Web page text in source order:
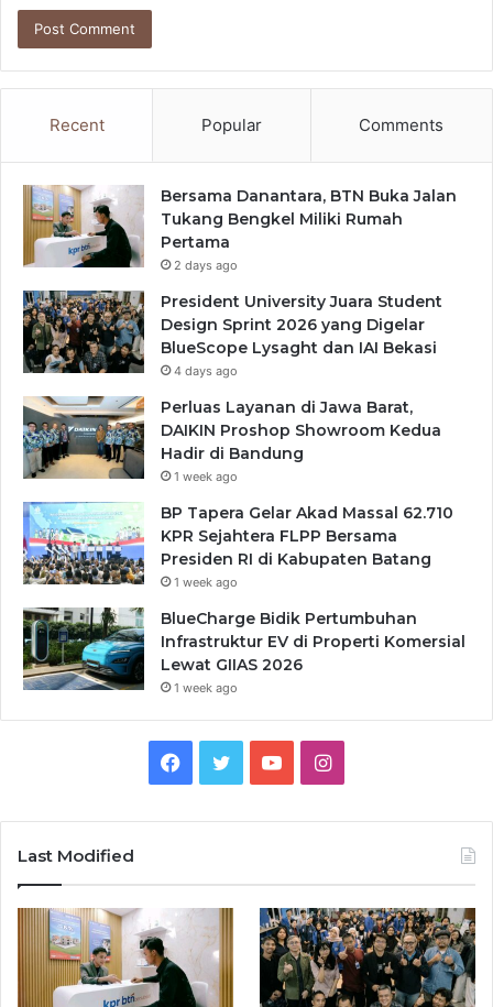
Recent Popular Comments
Bersama Danantara, BTN Buka Jalan
Tukang Bengkel Miliki Rumah
Pertama
2 days ago
President University Juara Student
Design Sprint 2026 yang Digelar
BlueScope Lysaght dan IAI Bekasi
4 days ago
Perluas Layanan di Jawa Barat,
DAIKIN Proshop Showroom Kedua
Hadir di Bandung
1 week ago
BP Tapera Gelar Akad Massal 62.710
KPR Sejahtera FLPP Bersama
Presiden RI di Kabupaten Batang
1 week ago
BlueCharge Bidik Pertumbuhan
Infrastruktur EV di Properti Komersial
Lewat GIIAS 2026
1 week ago
Facebook
TwitterYouTubeInstagram
Last Modified